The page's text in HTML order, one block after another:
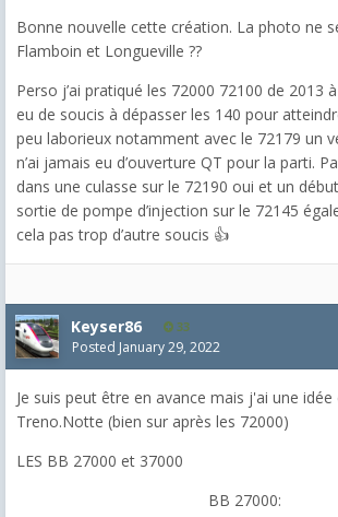
Bonne nouvelle cette création. La photo ne
Flamboin et Longueville ??
Perso j’ai pratiqué les 72000 72100 de 2013
eu de soucis à dépasser les 140 pour
peu laborieux notamment avec le 72179 un
n’ai jamais eu d’ouverture QT pour la parti.
dans une culasse sur le 72190 oui et un
sortie de pompe d’injection sur le 72145
cela pas trop d’autre soucis 👍
Keyser86 33
Posted January 29, 2022
Je suis peut être en avance mais j'ai une
Treno.Notte (bien sur après les 72000)
LES BB 27000 et 37000
BB 27000: